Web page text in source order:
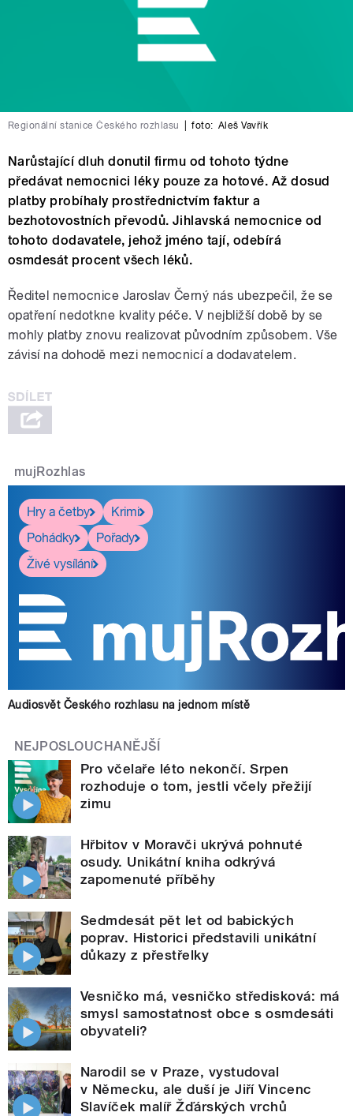
Regionální stanice Českého rozhlasu foto: Aleš Vavřík
Narůstající dluh donutil firmu od tohoto týdne
předávat nemocnici léky pouze za hotové. Až dosud
platby probíhaly prostřednictvím faktur a
bezhotovostních převodů. Jihlavská nemocnice od
tohoto dodavatele, jehož jméno tají, odebírá
osmdesát procent všech léků.
Ředitel nemocnice Jaroslav Černý nás ubezpečil, že se
opatření nedotkne kvality péče. V nejbližší době by se
mohly platby znovu realizovat původním způsobem. Vše
závisí na dohodě mezi nemocnicí a dodavatelem.
mujRozhlas
Hry a četby
Krimi
Pohádky
Pořady
Živé vysílání
Audiosvět Českého rozhlasu na jednom místě
NEJPOSLOUCHANĚJŠÍ
Pro včelaře léto nekončí. Srpen
rozhoduje o tom, jestli včely přežijí
zimu
Hřbitov v Moravči ukrývá pohnuté
osudy. Unikátní kniha odkrývá
zapomenuté příběhy
Sedmdesát pět let od babických
poprav. Historici představili unikátní
důkazy z přestřelky
Vesničko má, vesničko středisková: má
smysl samostatnost obce s osmdesáti
obyvateli?
Narodil se v Praze, vystudoval
v Německu, ale duší je Jiří Vincenc
Slavíček malíř Žďárských vrchů